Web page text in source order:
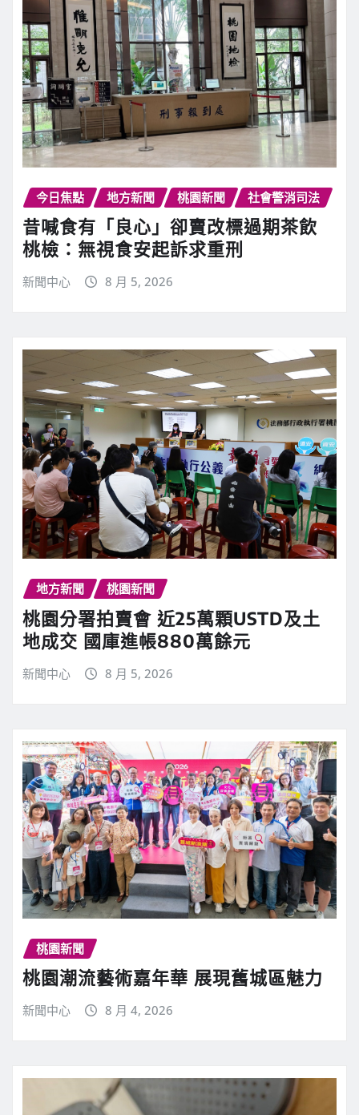
今日焦點 地方新聞 桃園新聞 社會警消司法
昔喊食有「良心」卻賣改標過期茶飲
桃檢：無視食安起訴求重刑
新聞中心 8 月 5, 2026
地方新聞 桃園新聞
桃園分署拍賣會 近25萬顆USTD及土
地成交 國庫進帳880萬餘元
新聞中心 8 月 5, 2026
桃園新聞
桃園潮流藝術嘉年華 展現舊城區魅力
新聞中心 8 月 4, 2026